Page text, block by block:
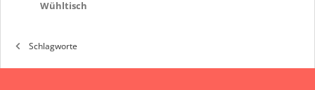
Wühltisch
Schlagworte